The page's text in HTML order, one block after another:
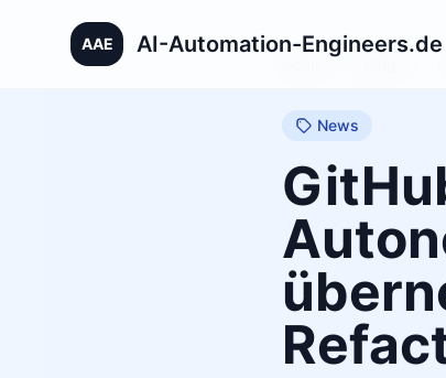
AAE AI-Automation-Engineers.de
News